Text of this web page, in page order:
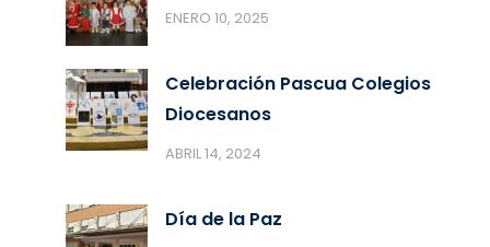
ENERO 10, 2025
Celebración Pascua Colegios
Diocesanos
ABRIL 14, 2024
Día de la Paz